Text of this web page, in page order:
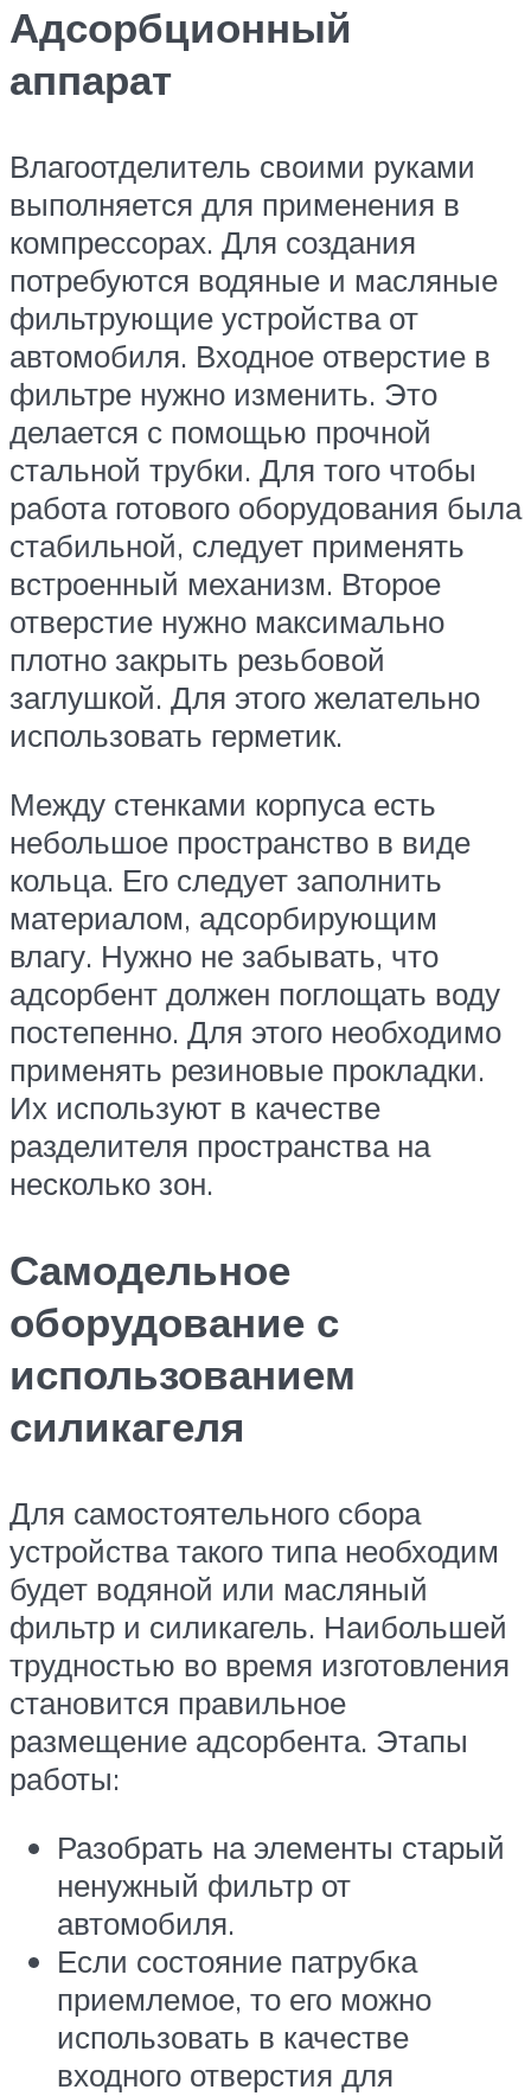
Адсорбционный
аппарат
Влагоотделитель своими руками
выполняется для применения в
компрессорах. Для создания
потребуются водяные и масляные
фильтрующие устройства от
автомобиля. Входное отверстие в
фильтре нужно изменить. Это
делается с помощью прочной
стальной трубки. Для того чтобы
работа готового оборудования была
стабильной, следует применять
встроенный механизм. Второе
отверстие нужно максимально
плотно закрыть резьбовой
заглушкой. Для этого желательно
использовать герметик.
Между стенками корпуса есть
небольшое пространство в виде
кольца. Его следует заполнить
материалом, адсорбирующим
влагу. Нужно не забывать, что
адсорбент должен поглощать воду
постепенно. Для этого необходимо
применять резиновые прокладки.
Их используют в качестве
разделителя пространства на
несколько зон.
Самодельное
оборудование с
использованием
силикагеля
Для самостоятельного сбора
устройства такого типа необходим
будет водяной или масляный
фильтр и силикагель. Наибольшей
трудностью во время изготовления
становится правильное
размещение адсорбента. Этапы
работы:
Разобрать на элементы старый
ненужный фильтр от
автомобиля.
Если состояние патрубка
приемлемое, то его можно
использовать в качестве
входного отверстия для